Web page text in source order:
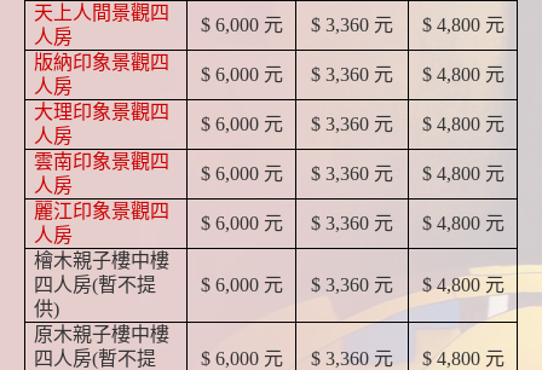
天上人間景觀四
人房
$ 6,000 元 $ 3,360 元
$ 4,800 元
版納印象景觀四
人房
$ 6,000 元 $ 3,360 元
$ 4,800 元
大理印象景觀四
人房
$ 6,000 元 $ 3,360 元
$ 4,800 元
雲南印象景觀四
人房
$ 6,000 元 $ 3,360 元
$ 4,800 元
麗江印象景觀四
人房
$ 6,000 元 $ 3,360 元
$ 4,800 元
檜木親子樓中樓
四人房(暫不提
供)
$ 6,000 元 $ 3,360 元 $ 4,800 元
原木親子樓中樓
四人房(暫不提
$ 6,000 元 $ 3,360 元 $ 4,800 元